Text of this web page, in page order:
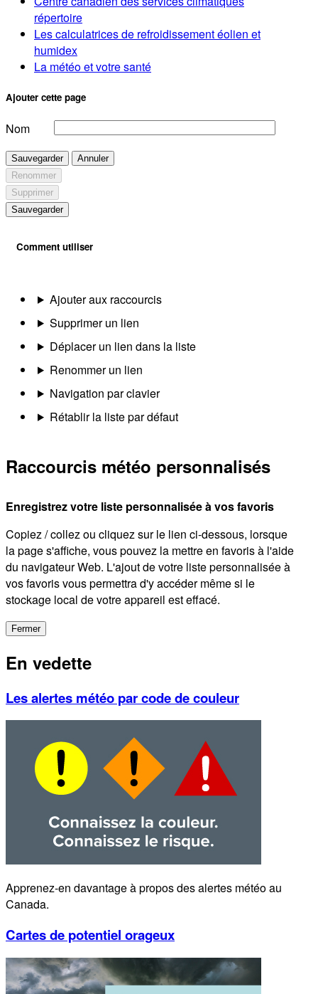
répertoire
Les calculatrices de refroidissement éolien et
humidex
La météo et votre santé
Ajouter cette page
Nom
Sauvegarder
Annuler
Renommer
Supprimer
Sauvegarder
Comment utiliser
Ajouter aux raccourcis
Supprimer un lien
Déplacer un lien dans la liste
Renommer un lien
Navigation par clavier
Rétablir la liste par défaut
Raccourcis météo personnalisés
Enregistrez votre liste personnalisée à vos favoris
Copiez / collez ou cliquez sur le lien ci-dessous, lorsque
la page s'affiche, vous pouvez la mettre en favoris à l'aide
du navigateur Web. L'ajout de votre liste personnalisée à
vos favoris vous permettra d'y accéder même si le
stockage local de votre appareil est effacé.
Fermer
En vedette
Les alertes météo par code de couleur
Apprenez-en davantage à propos des alertes météo au
Canada.
Cartes de potentiel orageux